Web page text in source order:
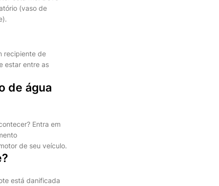
(vaso de
recipiente de
estar entre as
de água
Entra em
de seu veículo.
está danificada